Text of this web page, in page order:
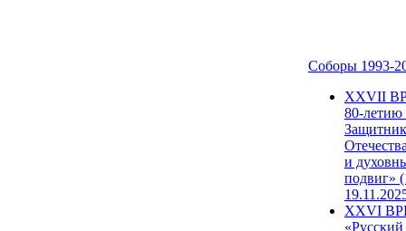
Соборы 1993-
ХХVII
80-
и
подвиг»
XXVI